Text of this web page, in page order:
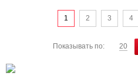
1 2 3 4
Показывать по: 20